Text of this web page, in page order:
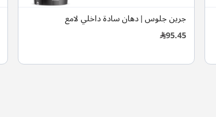
جرين جلوس | دهان سادة داخلي لامع
95.45